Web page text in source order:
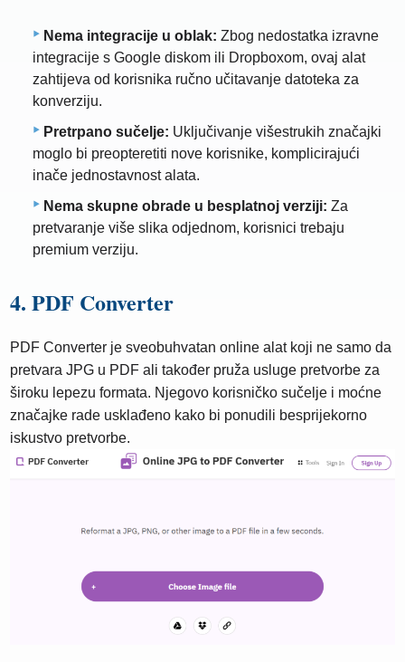
Nema integracije u oblak: Zbog nedostatka izravne
integracije s Google diskom ili Dropboxom, ovaj alat
zahtijeva od korisnika ručno učitavanje datoteka za
konverziju.
Pretrpano sučelje: Uključivanje višestrukih značajki
moglo bi preopteretiti nove korisnike, komplicirajući
inače jednostavnost alata.
Nema skupne obrade u besplatnoj verziji: Za
pretvaranje više slika odjednom, korisnici trebaju
premium verziju.
4. PDF Converter
PDF Converter je sveobuhvatan online alat koji ne samo da
pretvara JPG u PDF ali također pruža usluge pretvorbe za
široku lepezu formata. Njegovo korisničko sučelje i moćne
značajke rade usklađeno kako bi ponudili besprijekorno
iskustvo pretvorbe.